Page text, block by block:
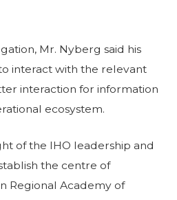
Mr. Nyberg said his
interact with the relevant
interaction for information
ecosystem.
of the IHO leadership and
the centre of
Regional Academy of